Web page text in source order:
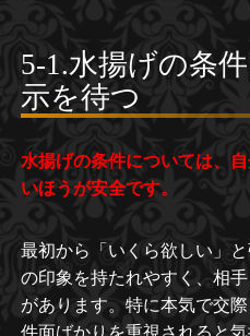
5-1.水揚げの条
示を待つ
水揚げの条件については、
いほうが安全です。
最初から「いくら欲しい」
の印象を持たれやすく、相
があります。特に本気で交